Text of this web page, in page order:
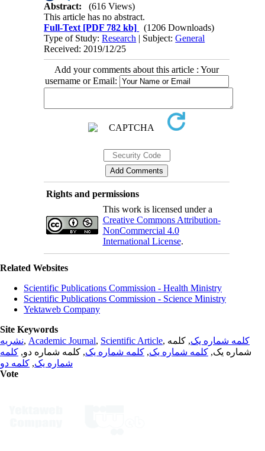
Abstract:
(616 Views)
This article has no abstract.
Full-Text [PDF 782 kb]
(1206 Downloads)
Type of Study:Research | Subject:General
Received: 2019/12/25
Add your comments about this article : Your
username or Email:
Rights and permissions
This work is licensed under a
Creative Commons Attribution-
NonCommercial 4.0
International License.
Related Websites
Scientific Publications Commission - Health Ministry
Scientific Publications Commission - Science Ministry
Yektaweb Company
Site Keywords
نشریه, Academic Journal, Scientific Article, کلمه شماره یک, کلمه
شماره یک, کلمه شماره یک, کلمه شماره یک, کلمه شماره دو, کلمه
شماره یک, کلمه دو
Vote